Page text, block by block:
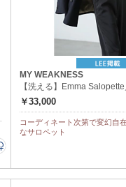
MY WEAKNESS
【洗える】Emma
￥33,000
コーディネート次第で変幻自
なサロペット